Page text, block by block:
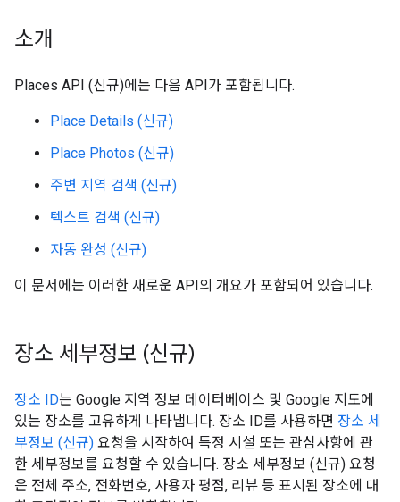
소개
Places API (신규)에는 다음 API가 포함됩니다.
Place Details (신규)
Place Photos (신규)
주변 지역 검색 (신규)
텍스트 검색 (신규)
자동 완성 (신규)
이 문서에는 이러한 새로운 API의 개요가 포함되어 있습니다.
장소 세부정보 (신규)
장소 ID는 Google 지역 정보 데이터베이스 및 Google 지도에
있는 장소를 고유하게 나타냅니다. 장소 ID를 사용하면 장소 세
부정보 (신규) 요청을 시작하여 특정 시설 또는 관심사항에 관
한 세부정보를 요청할 수 있습니다. 장소 세부정보 (신규) 요청
은 전체 주소, 전화번호, 사용자 평점, 리뷰 등 표시된 장소에 대